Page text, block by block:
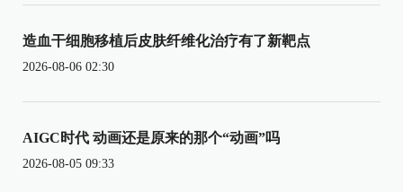
造血干细胞移植后皮肤纤维化治疗有了新靶点
2026-08-06 02:30
AIGC时代 动画还是原来的那个“动画”吗
2026-08-05 09:33